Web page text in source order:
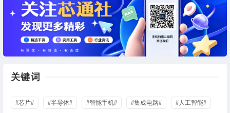
关键词
#芯片# #半导体# #智能手机# #集成电路# #人工智能#